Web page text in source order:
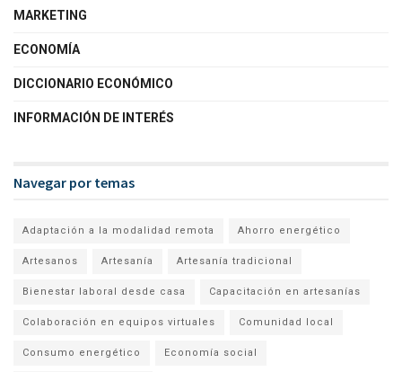
MARKETING
ECONOMÍA
DICCIONARIO ECONÓMICO
INFORMACIÓN DE INTERÉS
Navegar por temas
Adaptación a la modalidad remota Ahorro energético
Artesanos Artesanía Artesanía tradicional
Bienestar laboral desde casa Capacitación en artesanías
Colaboración en equipos virtuales Comunidad local
Consumo energético Economía social